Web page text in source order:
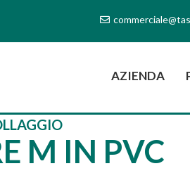
AZIENDA
M IN PVC